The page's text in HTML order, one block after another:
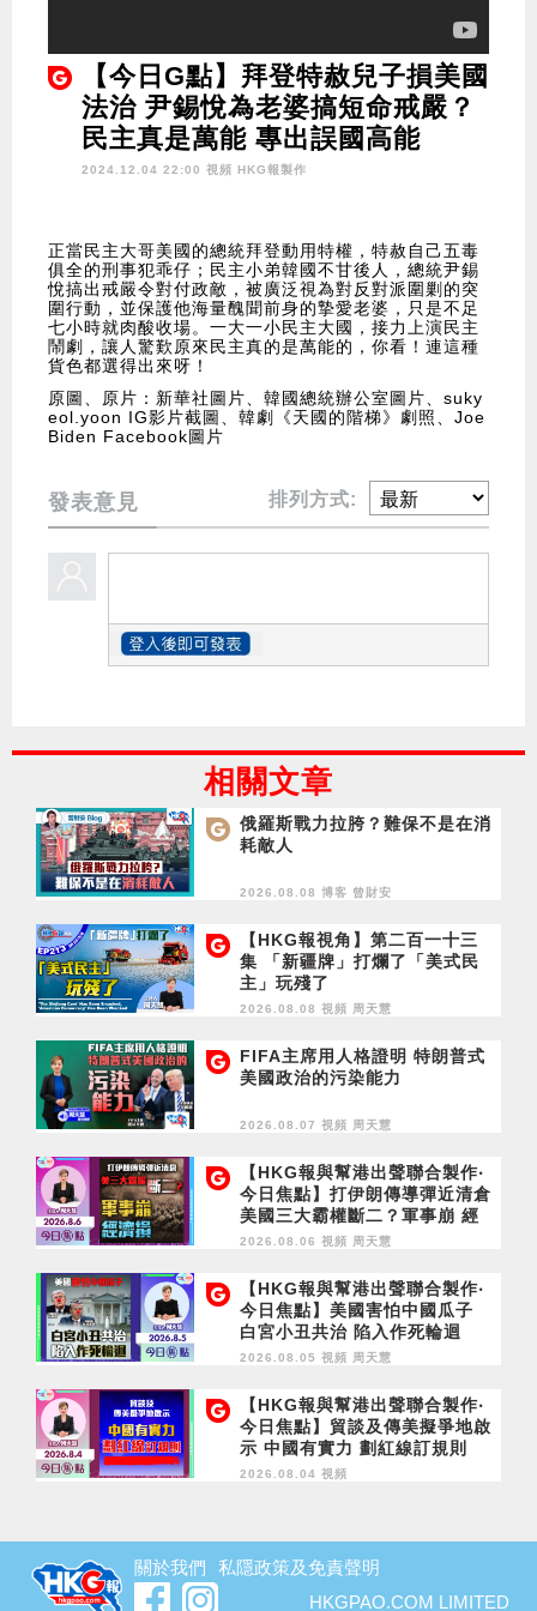
【今日G點】拜登特赦兒子損美國
法治 尹錫悅為老婆搞短命戒嚴？
民主真是萬能 專出誤國高能
2024.12.04 22:00 視頻 HKG報製作
正當民主大哥美國的總統拜登動用特權，特赦自己五毒
俱全的刑事犯乖仔；民主小弟韓國不甘後人，總統尹錫
悅搞出戒嚴令對付政敵，被廣泛視為對反對派圍剿的突
圍行動，並保護他海量醜聞前身的摯愛老婆，只是不足
七小時就肉酸收場。一大一小民主大國，接力上演民主
鬧劇，讓人驚歎原來民主真的是萬能的，你看！連這種
貨色都選得出來呀！
原圖、原片：新華社圖片、韓國總統辦公室圖片、suky
eol.yoon IG影片截圖、韓劇《天國的階梯》劇照、Joe
Biden Facebook圖片
發表意見 排列方式:
相關文章
俄羅斯戰力拉胯？難保不是在消
耗敵人
2026.08.08 博客 曾財安
【HKG報視角】第二百一十三
集 「新疆牌」打爛了「美式民
主」玩殘了
2026.08.08 視頻 周天慧
FIFA主席用人格證明 特朗普式
美國政治的污染能力
2026.08.07 視頻 周天慧
【HKG報與幫港出聲聯合製作‧
今日焦點】打伊朗傳導彈近清倉
美國三大霸權斷二？軍事崩 經
濟損
2026.08.06 視頻 周天慧
【HKG報與幫港出聲聯合製作‧
今日焦點】美國害怕中國瓜子
白宮小丑共治 陷入作死輪迴
2026.08.05 視頻 周天慧
【HKG報與幫港出聲聯合製作‧
今日焦點】貿談及傳美擬爭地啟
示 中國有實力 劃紅線訂規則
2026.08.04 視頻
關於我們
私隱政策及免責聲明
HKGPAO.COM LIMITED